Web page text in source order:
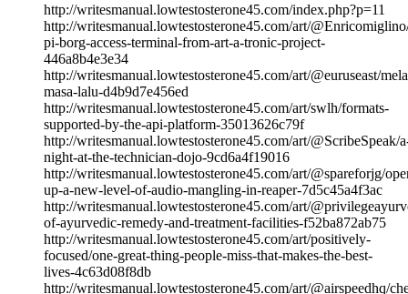
http://writesmanual.lowtestosterone45.com/index.php?p=11
http://writesmanual.lowtestosterone45.com/art/
pi-borg-access-terminal-from-art-a-tronic-project-
446a8b4e3e34
http://writesmanual.lowtestosterone45.com/art/@euruseast/
masa-lalu-d4b9d7e456ed
http://writesmanual.lowtestosterone45.com/art/swlh/formats-
supported-by-the-api-platform-35013626c79f
http://writesmanual.lowtestosterone45.com/art/@ScribeSpeak/
night-at-the-technician-dojo-9cd6a4f19016
http://writesmanual.lowtestosterone45.com/art/@spareforjg/
up-a-new-level-of-audio-mangling-in-reaper-7d5c45a4f3ac
http://writesmanual.lowtestosterone45.com/art/
of-ayurvedic-remedy-and-treatment-facilities-f52ba872ab75
http://writesmanual.lowtestosterone45.com/art/positively-
focused/one-great-thing-people-miss-that-makes-the-best-
lives-4c63d08f8db
http://writesmanual.lowtestosterone45.com/art/@airspeedhq/